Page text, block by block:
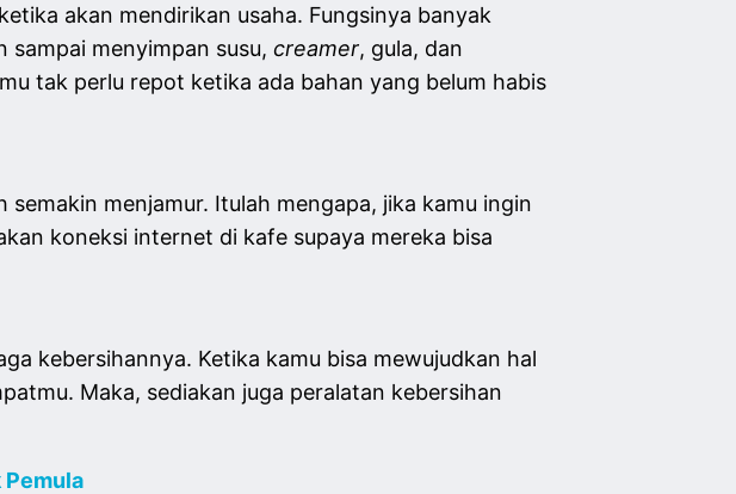
akan mendirikan usaha. Fungsinya banyak
sampai menyimpan susu, creamer, gula, dan
tak perlu repot ketika ada bahan yang belum habis
semakin menjamur. Itulah mengapa, jika kamu ingin
koneksi internet di kafe supaya mereka bisa
kebersihannya. Ketika kamu bisa mewujudkan hal
Maka, sediakan juga peralatan kebersihan
Pemula